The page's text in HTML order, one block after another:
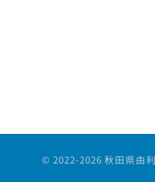
© 2022-2026 秋田県由